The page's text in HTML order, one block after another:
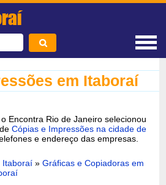
em Itaboraí
Encontra Rio de Janeiro selecionou
deCópias e Impressões na cidade de
e endereço das empresas.
Itaboraí »Gráficas e Copiadoras em